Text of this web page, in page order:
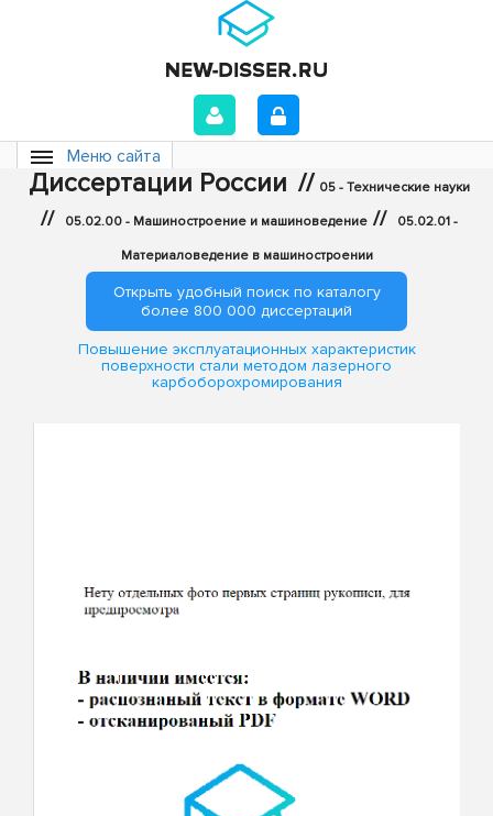
Меню сайта
Диссертации России // 05 - Технические науки
// 05.02.00 - Машиностроение и машиноведение // 05.02.01 -
Материаловедение в машиностроении
Открыть удобный поиск по каталогу
более 800 000 диссертаций
Повышение эксплуатационных характеристик
поверхности стали методом лазерного
карбоборохромирования